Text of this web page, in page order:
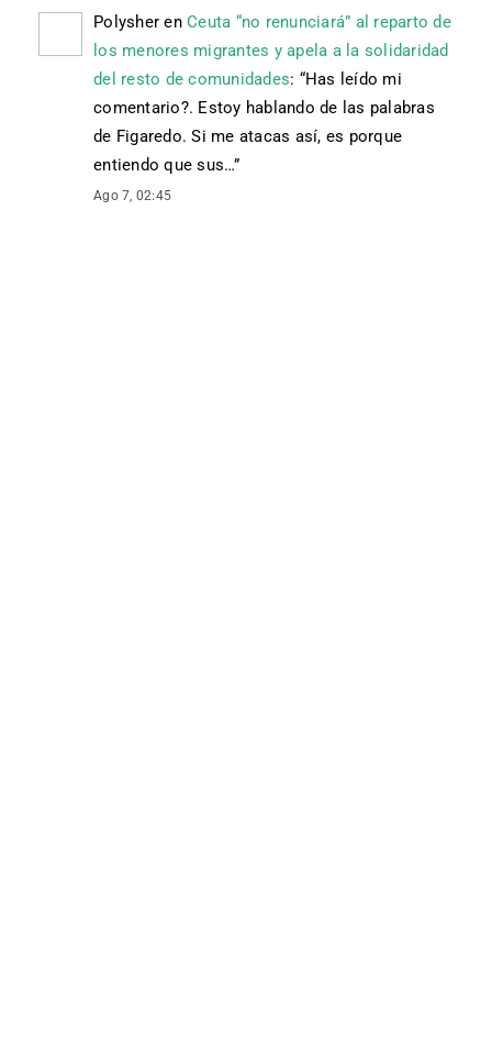
Polysher en Ceuta “no renunciará” al reparto de
los menores migrantes y apela a la solidaridad
del resto de comunidades: “Has leído mi
comentario?. Estoy hablando de las palabras
de Figaredo. Si me atacas así, es porque
entiendo que sus…”
Ago 7, 02:45